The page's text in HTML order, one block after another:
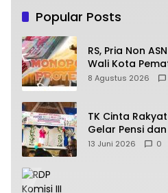
Popular Posts
RS, Pria Non
Wali Kota
Bagi Bagi
8 Agustus 2026
TK Cinta
Gelar Pensi
13 Juni 2026 0